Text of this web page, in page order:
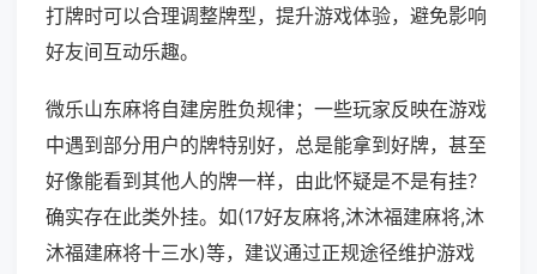
打牌时可以合理调整牌型，提升游戏体验，避免影响
好友间互动乐趣。
微乐山东麻将自建房胜负规律；一些玩家反映在游戏
中遇到部分用户的牌特别好，总是能拿到好牌，甚至
好像能看到其他人的牌一样，由此怀疑是不是有挂？
确实存在此类外挂。如(17好友麻将,沐沐福建麻将,沐
沐福建麻将十三水)等，建议通过正规途径维护游戏